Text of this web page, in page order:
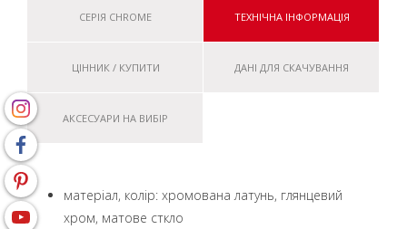
СЕРІЯ CHROME ТЕХНІЧНА ІНФОРМАЦІЯ
ЦІННИК / КУПИТИ ДАНІ ДЛЯ СКАЧУВАННЯ
АКСЕСУАРИ НА ВИБІР
матеріал, колір: хромована латунь, глянцевий
хром, матове сткло